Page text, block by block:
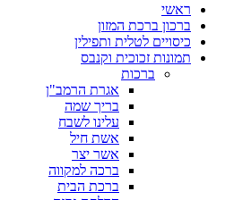
ראשי
ברכון ברכת המזון
כיסויים לטלית ותפילין
תמונות זכוכית וקנבס
ברכות
אגרת הרמב"ן
בריך שמה
עלינו לשבח
אשת חיל
אשר יצר
ברכה למקווה
ברכת הבית